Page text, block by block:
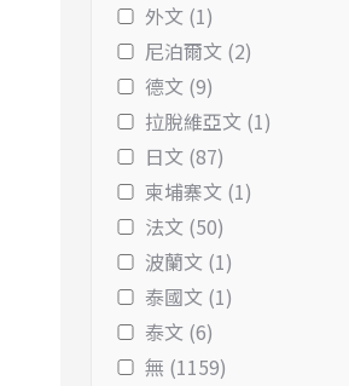
外文 (1)
尼泊爾文 (2)
德文 (9)
拉脫維亞文 (1)
日文 (87)
柬埔寨文 (1)
法文 (50)
波蘭文 (1)
泰國文 (1)
泰文 (6)
無 (1159)